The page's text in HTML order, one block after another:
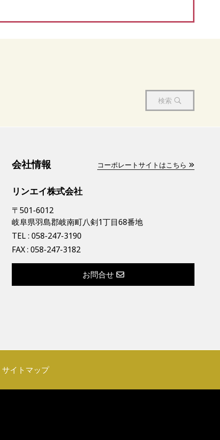
検索
会社情報 コーポレートサイトはこちら
リンエイ株式会社
〒501-6012
岐阜県羽島郡岐南町八剣1丁目68番地
TEL : 058-247-3190
FAX : 058-247-3182
お問合せ
サイトマップ